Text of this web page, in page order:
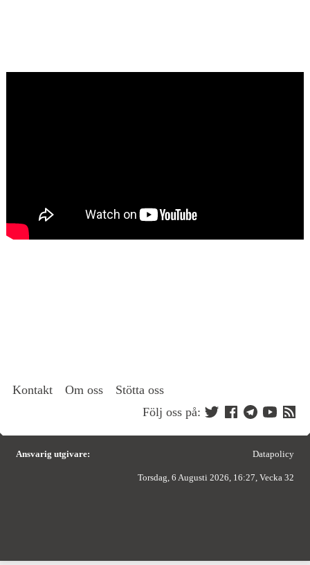
Kontakt Om oss
Stötta oss
Följ oss på:
Ansvarig utgivare: Datapolicy
Torsdag, 6 Augusti 2026, 16:27, Vecka 32